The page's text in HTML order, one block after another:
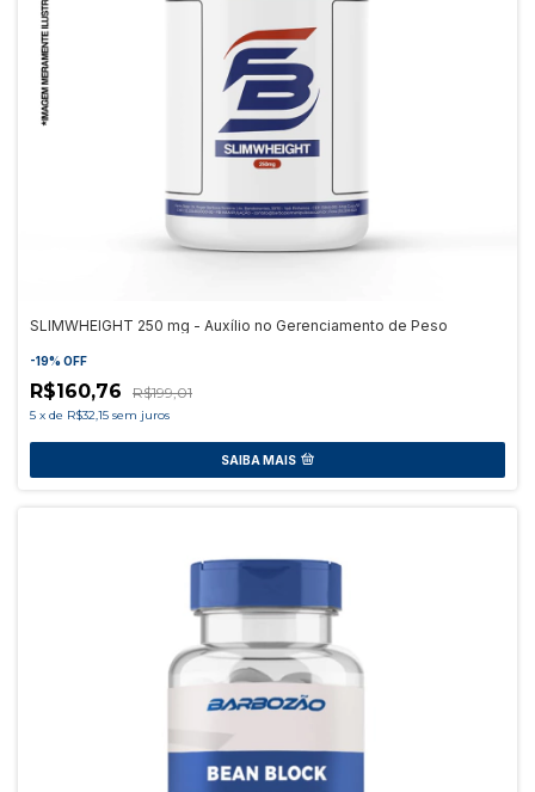
SLIMWHEIGHT 250 mg - Auxílio no Gerenciamento de Peso
-19% OFF
R$160,76 R$199,01
5 x de R$32,15 sem juros
SAIBA MAIS